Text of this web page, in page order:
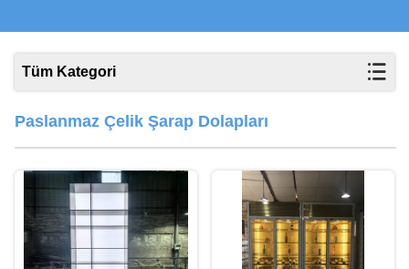
Tüm Kategori
Paslanmaz Çelik Şarap Dolapları